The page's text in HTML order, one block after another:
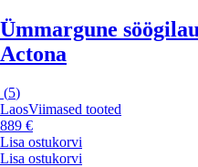
Ümmargune
Actona
(5)
LaosViimased tooted
889 €
Lisa ostukorvi
Lisa ostukorvi